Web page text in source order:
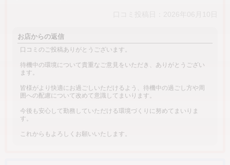
お店からの返信
口コミのご投稿ありがとうございます。
待機中の環境について貴重なご意見をいただき、ありがとうござい
ます。
皆様がより快適にお過ごしいただけるよう、待機中の過ごし方や周
囲への配慮について改めて意識してまいります。
今後も安心して勤務していただける環境づくりに努めてまいりま
す。
これからもよろしくお願いいたします。